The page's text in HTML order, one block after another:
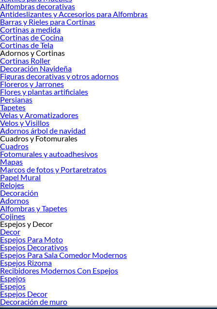
Alfombras decorativas
Antideslizantes y Accesorios para Alfombras
Barras y Rieles para Cortinas
Cortinas a medida
Cortinas de Cocina
Cortinas de Tela
Adornos y Cortinas
Cortinas Roller
Decoración Navideña
Figuras decorativas y otros adornos
Floreros y Jarrones
Flores y plantas artificiales
Persianas
Tapetes
Velas y Aromatizadores
Velos y Visillos
Adornos árbol de navidad
Cuadros y Fotomurales
Cuadros
Fotomurales y autoadhesivos
Mapas
Marcos de fotos y Portaretratos
Papel Mural
Relojes
Decoración
Adornos
Alfombras y Tapetes
Cojines
Espejos y Decor
Decor
Espejos Para Moto
Espejos Decorativos
Espejos Para Sala Comedor Modernos
Espejos Rizoma
Recibidores Modernos Con Espejos
Espejos
Espejos
Espejos Decor
Decoración de muro